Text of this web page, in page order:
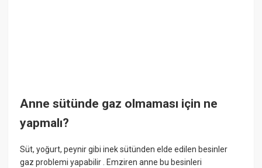
Anne sütünde gaz olmaması için ne
yapmalı?
Süt, yoğurt, peynir gibi inek sütünden elde edilen besinler
gaz problemi yapabilir . Emziren anne bu besinleri